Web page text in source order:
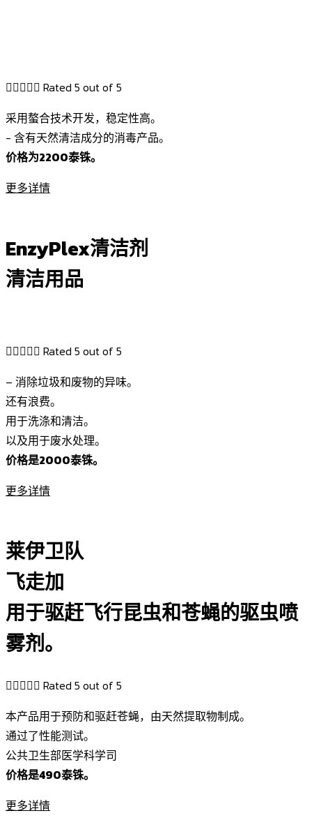
 Rated 5 out of 5
采用螯合技术开发，稳定性高。
- 含有天然清洁成分的消毒产品。
价格为2200泰铢。
更多详情
EnzyPlex清洁剂
清洁用品
 Rated 5 out of 5
– 消除垃圾和废物的异味。
还有浪费。
用于洗涤和清洁。
以及用于废水处理。
价格是2000泰铢。
更多详情
莱伊卫队
飞走加
用于驱赶飞行昆虫和苍蝇的驱虫喷
雾剂。
 Rated 5 out of 5
本产品用于预防和驱赶苍蝇，由天然提取物制成。
通过了性能测试。
公共卫生部医学科学司
价格是490泰铢。
更多详情